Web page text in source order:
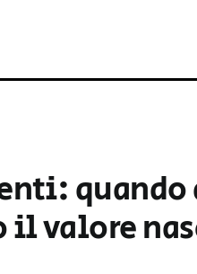
valore